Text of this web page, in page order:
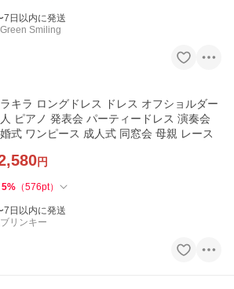
7日以内に発送
Green Smiling
キラ ロングドレス ドレス オフショルダー
ピアノ 発表会 パーティードレス 演奏会
式 ワンピース 成人式 同窓会 母親 レース
円
5% （576pt）
7日以内に発送
ブリンキー